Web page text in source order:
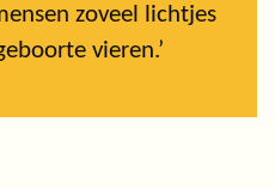
zoveel lichtjes
vieren.’